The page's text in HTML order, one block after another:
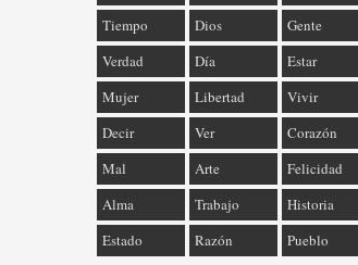
Tiempo
Dios Gente
Verdad
Día Estar
Mujer
Libertad Vivir
Decir
Ver Corazón
Mal
Arte Felicidad
Alma
Trabajo Historia
Estado
Razón Pueblo